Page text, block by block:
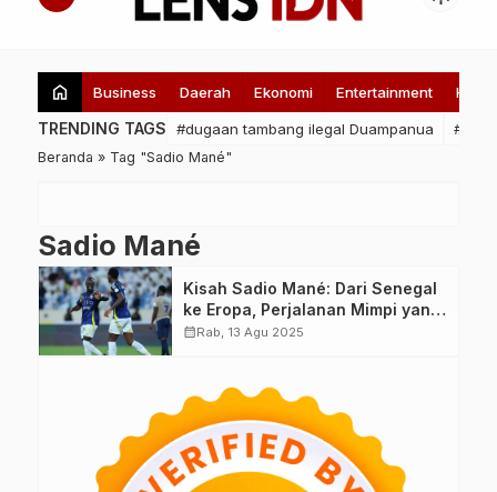
home Business Daerah Ekonomi Entertainment
TRENDING TAGS #dugaan tambang ilegal Duampanua
Beranda » Tag "Sadio Mané"
Sadio Mané
Kisah Sadio Mané: Dari Senegal
ke Eropa, Perjalanan Mimpi yang
Awalnya Tak Dipercaya Sang Ibu
calendar_monthRab, 13 Agu 2025